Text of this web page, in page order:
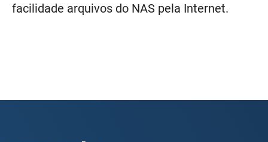
facilidade arquivos do NAS pela Internet.